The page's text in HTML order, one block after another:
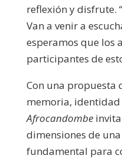
reflexión y disfrute.
Van a venir a
esperamos que los
participantes de
Con una propuesta
memoria,
Afrocandombeinvita
dimensiones de
fundamental para